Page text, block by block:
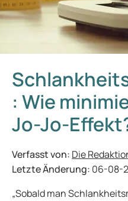
: Wie
Jo-Jo-
Verfasst von: Die
Letzte Änderung: 06-08-
„Sobald man